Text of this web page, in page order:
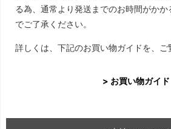
る為、通常より発送までのお時間がか
でご了承ください。
詳しくは、下記のお買い物ガイドを、ご
> お買い物ガイド